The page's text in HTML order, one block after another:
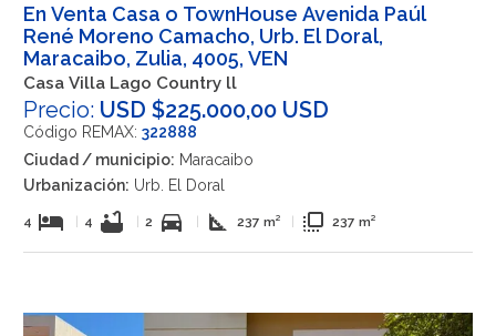
En Venta Casa o TownHouse Avenida Paúl
René Moreno Camacho, Urb. El Doral,
Maracaibo, Zulia, 4005, VEN
Casa Villa Lago Country ll
Precio: USD $225.000,00 USD
Código REMAX: 322888
Ciudad / municipio: Maracaibo
Urbanización: Urb. El Doral
4 hotel 4 bathtub 2 directions_car square_foot 237 m² flip_to_front 237 m²